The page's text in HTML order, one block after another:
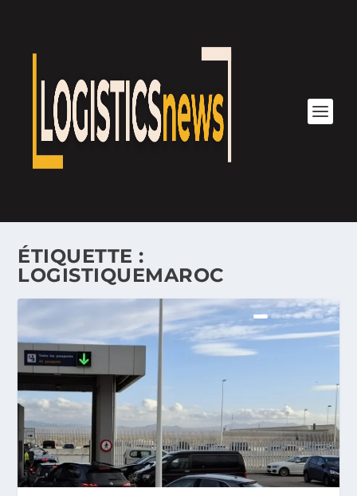
ÉTIQUETTE :
LOGISTIQUEMAROC